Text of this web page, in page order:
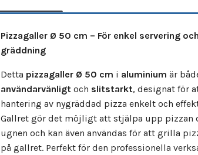
Pizzagaller Ø 50 cm – För enkel servering och
gräddning
Detta pizzagaller Ø 50 cm i aluminium är
användarvänligtoch slitstarkt, designat för
hantering av nygräddad pizza enkelt och
Gallret gör det möjligt att stjälpa upp pizzan
ugnen och kan även användas för att grilla
på gallret. Perfekt för den professionella